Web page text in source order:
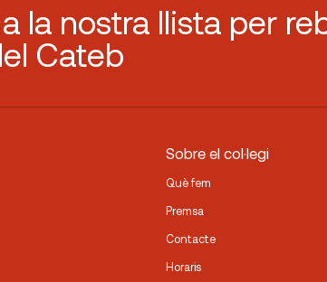
la nostra llista per
Cateb
Sobre el col·legi
Què fem
Premsa
Contacte
Horaris